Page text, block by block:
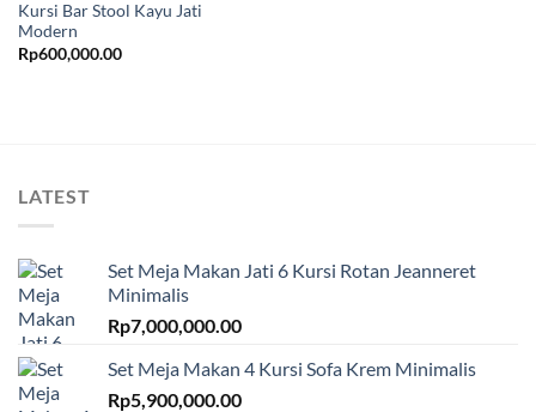
Kursi Bar Stool Kayu Jati
Modern
Rp600,000.00
LATEST
Set Meja Makan Jati 6 Kursi Rotan Jeanneret
Minimalis
Rp7,000,000.00
Set Meja Makan 4 Kursi Sofa Krem Minimalis
Rp5,900,000.00